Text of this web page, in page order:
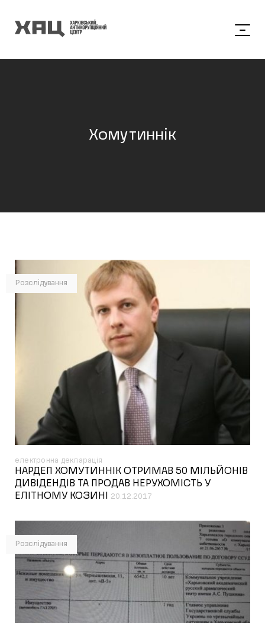
Хомутиннік
Розслідування
електронна декларація
НАРДЕП ХОМУТИННІК ОТРИМАВ 50 МІЛЬЙОНІВ
ДИВІДЕНДІВ ТА ПРОДАВ НЕРУХОМІСТЬ У
ЕЛІТНОМУ КОЗИНІ
20.12.2017
Розслідування